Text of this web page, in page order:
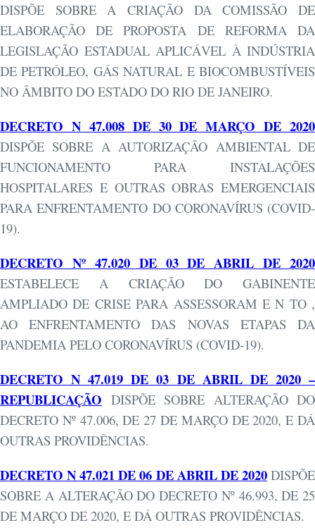
DISPÕE SOBRE A CRIAÇÃO DA COMISSÃO DE
ELABORAÇÃO DE PROPOSTA DE REFORMA DA
LEGISLAÇÃO ESTADUAL APLICÁVEL À INDÚSTRIA
DE PETRÓLEO, GÁS NATURAL E BIOCOMBUSTÍVEIS
NO ÂMBITO DO ESTADO DO RIO DE JANEIRO.
DECRETO N 47.008 DE 30 DE MARÇO DE 2020
DISPÕE SOBRE A AUTORIZAÇÃO AMBIENTAL DE
FUNCIONAMENTO PARA INSTALAÇÕES
HOSPITALARES E OUTRAS OBRAS EMERGENCIAIS
PARA ENFRENTAMENTO DO CORONAVÍRUS (COVID-
19).
DECRETO Nº 47.020 DE 03 DE ABRIL DE 2020
ESTABELECE A CRIAÇÃO DO GABINENTE
AMPLIADO DE CRISE PARA ASSESSORAM E N TO ,
AO ENFRENTAMENTO DAS NOVAS ETAPAS DA
PANDEMIA PELO CORONAVÍRUS (COVID-19).
DECRETO N 47.019 DE 03 DE ABRIL DE 2020 –
REPUBLICAÇÃO DISPÕE SOBRE ALTERAÇÃO DO
DECRETO Nº 47.006, DE 27 DE MARÇO DE 2020, E DÁ
OUTRAS PROVIDÊNCIAS.
DECRETO N 47.021 DE 06 DE ABRIL DE 2020 DISPÕE
SOBRE A ALTERAÇÃO DO DECRETO Nº 46.993, DE 25
DE MARÇO DE 2020, E DÁ OUTRAS PROVIDÊNCIAS.